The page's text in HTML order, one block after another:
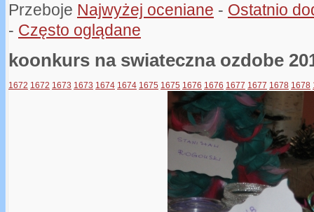
Przeboje Najwyżej oceniane - Ostatnio
- Często oglądane
koonkurs na swiateczna ozdobe
1672 1672 1673 1673 1674 1674 1675 1675 1676 1676 1677 1677 1678 1678